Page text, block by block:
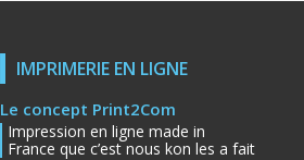
IMPRIMERIE EN LIGNE
Le concept Print2Com
Impression en ligne made in
France que c’est nous kon les a fait